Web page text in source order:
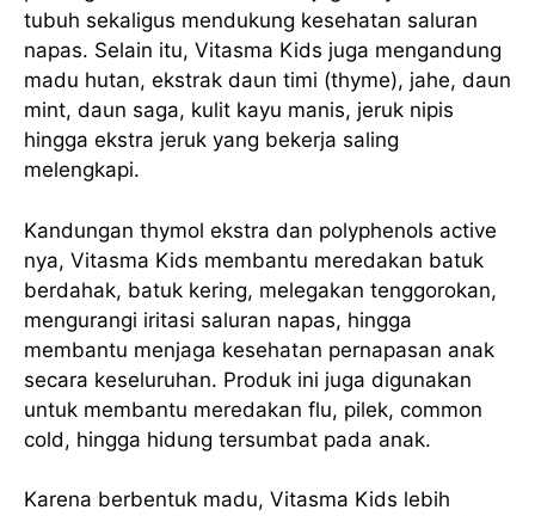
tubuh sekaligus mendukung kesehatan saluran
napas. Selain itu, Vitasma Kids juga mengandung
madu hutan, ekstrak daun timi (thyme), jahe, daun
mint, daun saga, kulit kayu manis, jeruk nipis
hingga ekstra jeruk yang bekerja saling
melengkapi.
Kandungan thymol ekstra dan polyphenols active
nya, Vitasma Kids membantu meredakan batuk
berdahak, batuk kering, melegakan tenggorokan,
mengurangi iritasi saluran napas, hingga
membantu menjaga kesehatan pernapasan anak
secara keseluruhan. Produk ini juga digunakan
untuk membantu meredakan flu, pilek, common
cold, hingga hidung tersumbat pada anak.
Karena berbentuk madu, Vitasma Kids lebih